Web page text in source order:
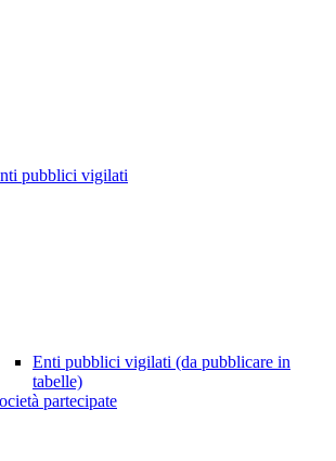
pubblici vigilati
Enti pubblici vigilati (da pubblicare in
tabelle)
partecipate